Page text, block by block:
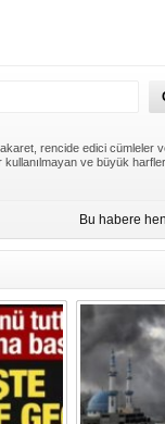
rencide edici cümleler
ve büyük
Bu habere